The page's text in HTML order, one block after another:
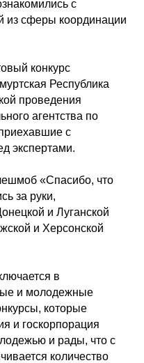
с
из сферы координации
конкурс
Республика
проведения
агентства по
с
экспертами.
«Спасибо, что
за руки,
и Луганской
и Херсонской
в
и молодежные
которые
и госкорпорация
и рады, что с
количество